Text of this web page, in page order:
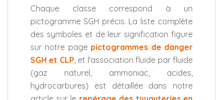
Chaque classe correspond à un
pictogramme SGH précis. La liste complète
des symboles et de leur signification figure
sur notre page pictogrammes de danger
SGH et CLP , et l'association fluide par fluide
(gaz naturel, ammoniac, acides,
hydrocarbures) est détaillée dans notre